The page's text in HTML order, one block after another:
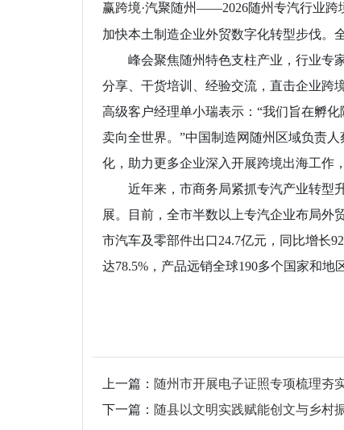
赢跨境·汽聚随州——2026随州专汽行业跨
加快本土制造企业外贸数字化转型步伐。
峰会聚焦随州特色支柱产业，行业专家
分享、干货培训、经验交流，直击企业跨
高级客户经理单小瑞表示：“我们旨在孵
卖向全世界。”中国制造网随州区域负责
化，助力更多企业深入开展跨境出海工作
近年来，市商务局紧抓专汽产业转型升
展。目前，全市半数以上专汽企业布局外
市汽车及零部件出口24.7亿元，同比增长
达78.5%，产品远销全球190多个国家和地
上一篇： 随州市开展电子证照专项梳理夯
下一篇： 随县以文明实践赋能创文与乡村